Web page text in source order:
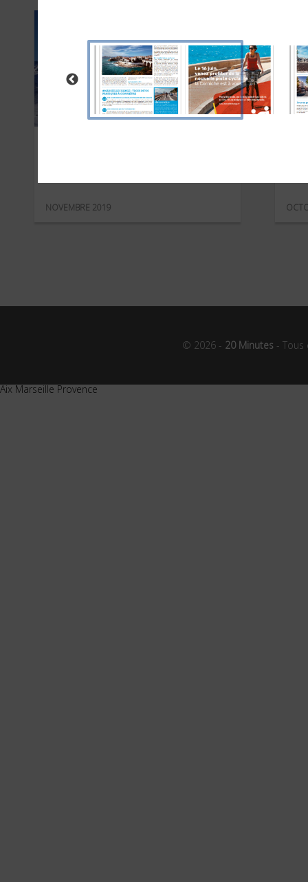
NOVEMBRE 2019
© 2026 - 20 Minutes -
Aix Marseille Provence